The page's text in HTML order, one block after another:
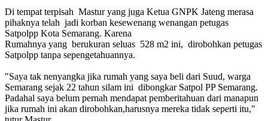
Di tempat terpisah Mastur yang juga Ketua GNPK Jateng merasa
pihaknya telah jadi korban kesewenang wenangan petugas
Satpolpp Kota Semarang. Karena
Rumahnya yang berukuran seluas 528 m2 ini, dirobohkan petugas
Satpolpp tanpa sepengetahuannya.
"Saya tak nenyangka jika rumah yang saya beli dari Suud, warga
Semarang sejak 22 tahun silam ini dibongkar Satpol PP Semarang.
Padahal saya belum pernah mendapat pemberitahuan dari manapun
jika rumah ini akan dirobohkan,harusnya mereka tidak seperti itu,"